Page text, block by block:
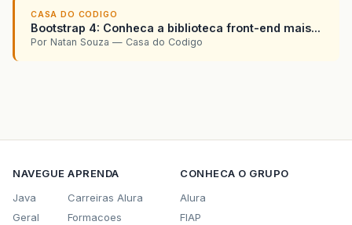
CASA DO CODIGO
Bootstrap 4: Conheca a biblioteca front-end mais...
Por Natan Souza — Casa do Codigo
NAVEGUE
Java
Geral
APRENDA
Carreiras Alura
Formacoes
CONHECA O GRUPO
Alura
FIAP